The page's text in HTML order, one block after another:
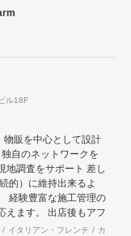
ル18F
物販を中心として設計
自のネットワークを
地調査をサポート 差し
的）に維持出来るよ
経験豊富な施工管理の
えます。 出店後もアフ
面から経営をサポート
イタリアン・フレンチ カフェ